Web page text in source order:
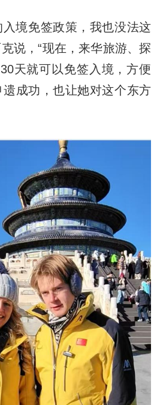
境免签政策，我也没法这
说，“现在，来华旅游、探
天就可以免签入境，方便
遗成功，也让她对这个东方